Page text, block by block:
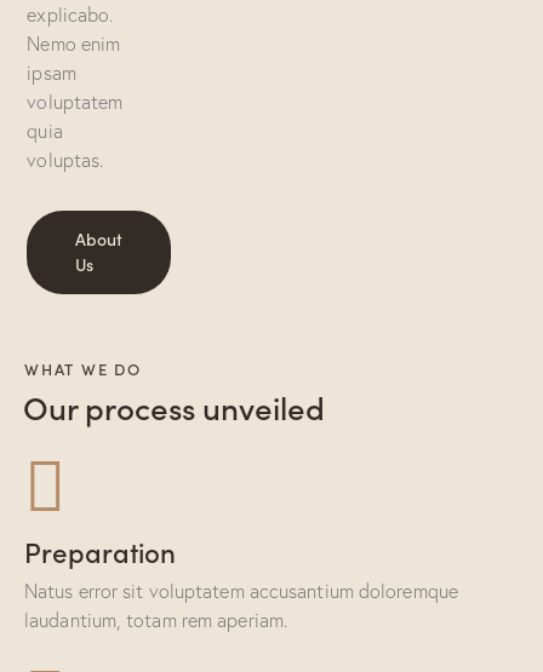
explicabo.
Nemo enim
ipsam
voluptatem
quia
voluptas.
About
Us
WHAT WE DO
Our process unveiled
Preparation
Natus error sit voluptatem accusantium doloremque
laudantium, totam rem aperiam.